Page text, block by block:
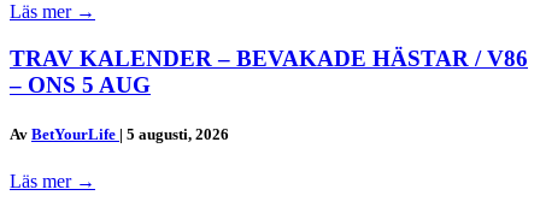
Läs mer →
TRAV KALENDER – BEVAKADE HÄSTAR / V86
– ONS 5 AUG
Av BetYourLife | 5 augusti, 2026
Läs mer →